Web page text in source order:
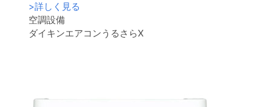
>詳しく見る
空調設備
ダイキンエアコンうるさらX